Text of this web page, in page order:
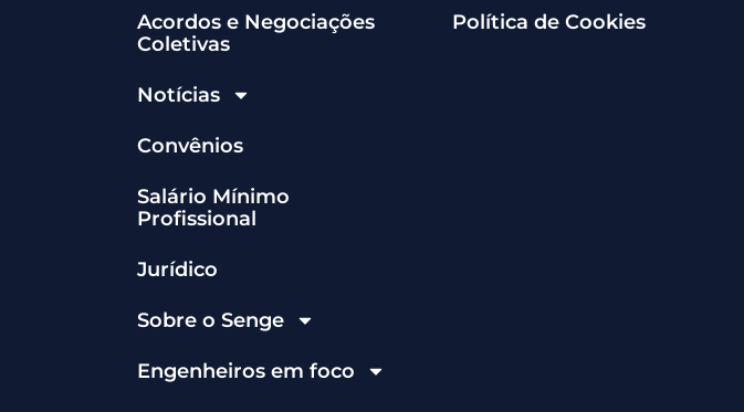
Acordos e Negociações
Coletivas
Notícias
Convênios
Salário Mínimo
Profissional
Jurídico
Sobre o Senge
Engenheiros em foco
Política de Cookies